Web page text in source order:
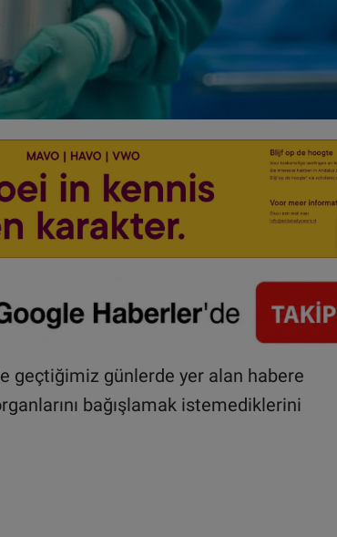
geçtiğimiz günlerde yer alan habere
bağışlamak istemediklerini